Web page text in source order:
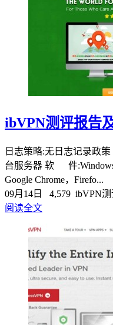
ibVPN测评报告
日志策略:无日志记录政
台服务器 软 件:Windows
Google Chrome，Firefo...
09月14日
4,579 ibVPN
阅读全文